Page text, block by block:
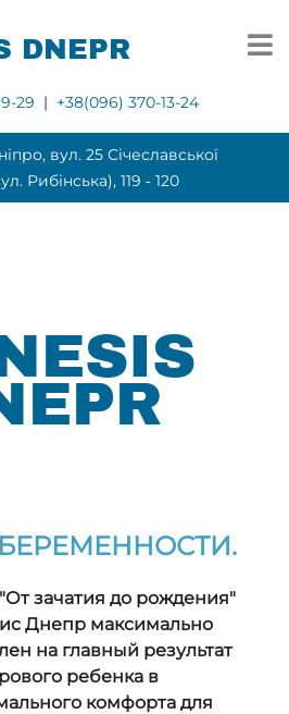
DNEPR
29 | +38(096) 370-13-24
вул. 25 Січеславської
Рибінська), 119 ‑ 120
зачатия до рождения"
Днепр максимально
на главный результат
ребенка в
комфорта для